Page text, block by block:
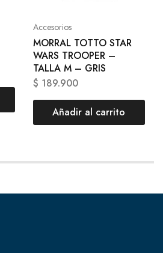
Accesorios
MORRAL TOTTO STAR
WARS TROOPER –
TALLA M – GRIS
$ 189.900
Añadir al carrito